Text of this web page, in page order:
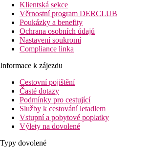
Klientská sekce
Věrnostní program DERCLUB
Poukázky a benefity
Ochrana osobních údajů
Nastavení soukromí
Compliance linka
Informace k zájezdu
Cestovní pojištění
Časté dotazy
Podmínky pro cestující
Služby k cestování letadlem
Vstupní a pobytové poplatky
Výlety na dovolené
Typy dovolené